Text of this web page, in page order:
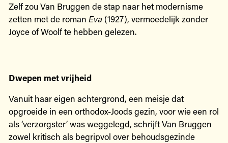
Zelf zou Van Bruggen de stap naar het modernisme
zetten met de roman Eva (1927), vermoedelijk zonder
Joyce of Woolf te hebben gelezen.
Dwepen met vrijheid
Vanuit haar eigen achtergrond, een meisje dat
opgroeide in een orthodox-Joods gezin, voor wie een rol
als ‘verzorgster’ was weggelegd, schrijft Van Bruggen
zowel kritisch als begripvol over behoudsgezinde